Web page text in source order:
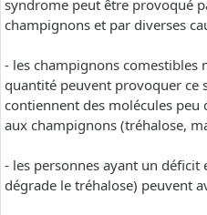
syndrome peut être provoqué
champignons et par diverses
- les champignons comestibles
quantité peuvent provoquer ce
contiennent des molécules
aux champignons (tréhalose,
- les personnes ayant un déficit
dégrade le tréhalose) peuvent